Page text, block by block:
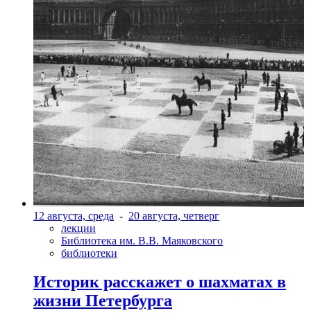
12 августа, среда - 20 августа, четверг
лекции
Библиотека им. В.В. Маяковского
библиотеки
Историк расскажет о шахматах в
жизни Петербурга